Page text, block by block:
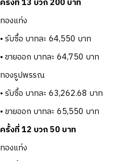
ครั้งที่ 13 บวก 200 บาท
ทองแท่ง
• รับซื้อ บาทละ 64,550 บาท
• ขายออก บาทละ 64,750 บาท
ทองรูปพรรณ
• รับซื้อ บาทละ 63,262.68 บาท
• ขายออก บาทละ 65,550 บาท
ครั้งที่ 12 บวก 50 บาท
ทองแท่ง